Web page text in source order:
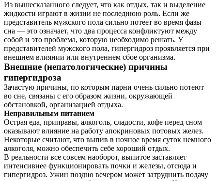
Из вышесказанного следует, что как отдых, так и выделение
жидкости играют в жизни не последнюю роль. Если же
представитель мужского пола сильно потеет во время фазы
сна — это означает, что два процесса конфликтуют между
собой и это проблема, которую необходимо решать. У
представителей мужского пола, гипергидроз проявляется при
внешнем влиянии или внутреннем сбое организма.
Внешние (непатологические) причины
гипергидроза
Зачастую причины, по которым парни очень сильно потеют
во сне, связаны с его образом жизни, окружающей
обстановкой, организацией отдыха.
Неправильным питанием
Острая еда, приправы, алкоголь, сладости, кофе перед сном
оказывают влияние на работу апокриновых потовых желез.
Некоторые считают, что выпив в ночное время суток немного
алкоголя, можно обеспечить себе хороший отдых.
В реальности все совсем наоборот, выпитое заставляет
интенсивнее функционировать почки и железы, отсюда и
гипергидроз. Ужин поздно вечером может затруднить подачу